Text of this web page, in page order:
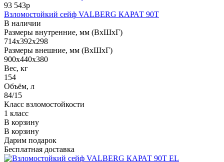
93 543р
Взломостойкий сейф VALBERG КАРАТ 90T
В наличии
Размеры внутренние, мм (ВхШхГ)
714x392x298
Размеры внешние, мм (ВхШхГ)
900x440x380
Вес, кг
154
Объём, л
84/15
Класс взломостойкости
1 класс
В корзину
В корзину
Дарим подарок
Бесплатная доставка